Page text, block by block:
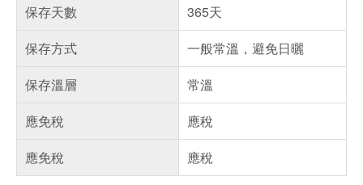
保存天數
365天
保存方式
一般常溫，避免日曬
保存溫層
常溫
應免稅
應稅
應免稅
應稅